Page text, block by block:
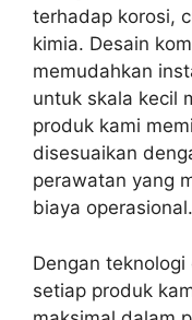
terhadap korosi,
kimia. Desain
memudahkan
untuk skala kecil
produk kami
disesuaikan
perawatan yang
biaya operasional.
Dengan
setiap produk